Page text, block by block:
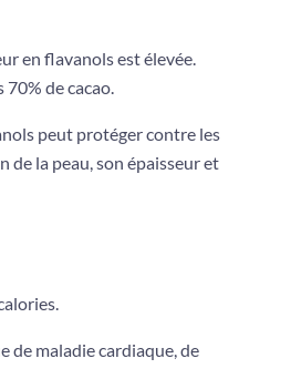
en flavanols est élevée.
de cacao.
peut protéger contre les
de la peau, son épaisseur et
de maladie cardiaque, de